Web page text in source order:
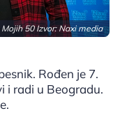
50 Izvor: Naxi media
Rođen je 7.
i radi u Beogradu.